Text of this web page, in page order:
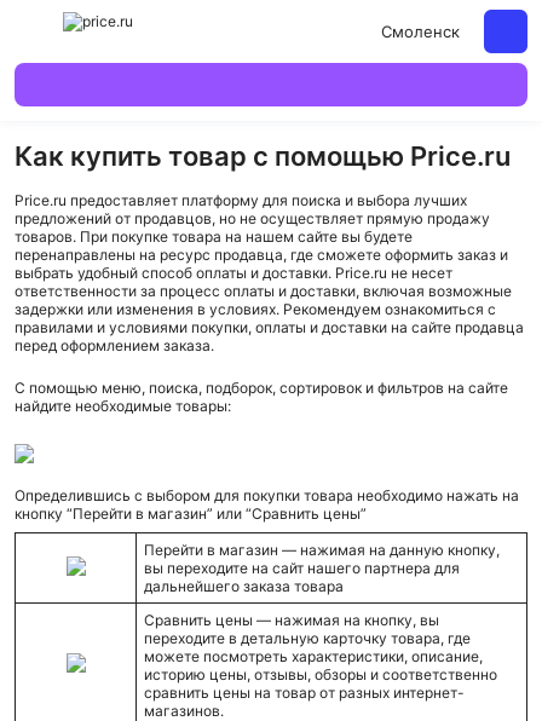
Смоленск
Как купить товар с помощью Price.ru
Price.ru предоставляет платформу для поиска и выбора лучших
предложений от продавцов, но не осуществляет прямую продажу
товаров. При покупке товара на нашем сайте вы будете
перенаправлены на ресурс продавца, где сможете оформить заказ и
выбрать удобный способ оплаты и доставки. Price.ru не несет
ответственности за процесс оплаты и доставки, включая возможные
задержки или изменения в условиях. Рекомендуем ознакомиться с
правилами и условиями покупки, оплаты и доставки на сайте продавца
перед оформлением заказа.
С помощью меню, поиска, подборок, сортировок и фильтров на сайте
найдите необходимые товары:
Определившись с выбором для покупки товара необходимо нажать на
кнопку “Перейти в магазин” или “Сравнить цены”
Перейти в магазин — нажимая на данную кнопку,
вы переходите на сайт нашего партнера для
дальнейшего заказа товара
Сравнить цены — нажимая на кнопку, вы
переходите в детальную карточку товара, где
можете посмотреть характеристики, описание,
историю цены, отзывы, обзоры и соответственно
сравнить цены на товар от разных интернет-
магазинов.